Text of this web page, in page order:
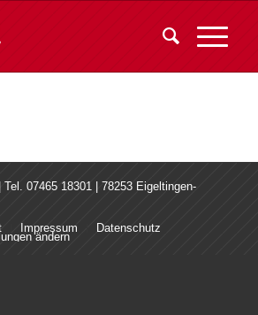
07465 18301 | 78253 Eigeltingen-
Impressum Datenschutz
ändern